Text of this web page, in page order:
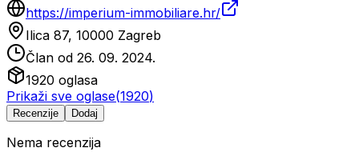
https://imperium-immobiliare.hr/
Ilica 87, 10000 Zagreb
Član od 26. 09. 2024.
1920 oglasa
Prikaži sve oglase(1920)
Recenzije Dodaj
Nema recenzija